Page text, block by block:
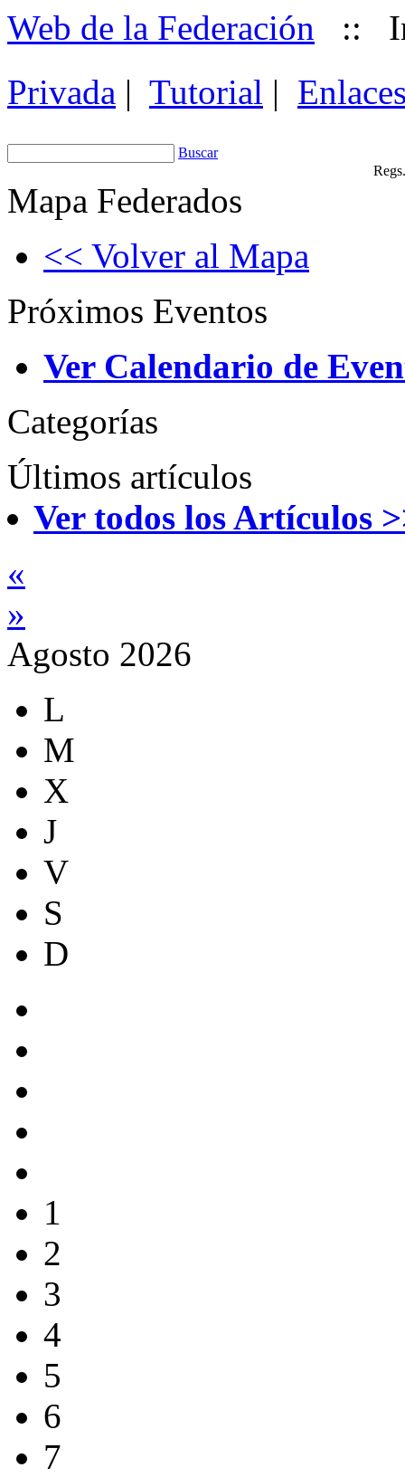
Web de la Federación ::
Privada | Tutorial |
Buscar
Mapa Federados
<< Volver al Mapa
Próximos Eventos
Ver Calendario de
Categorías
Últimos artículos
Ver todos los Artículos
«
»
Agosto 2026
L
M
X
J
V
S
D
1
2
3
4
5
6
7